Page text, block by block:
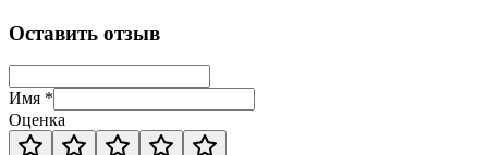
Оставить отзыв
Имя *
Оценка